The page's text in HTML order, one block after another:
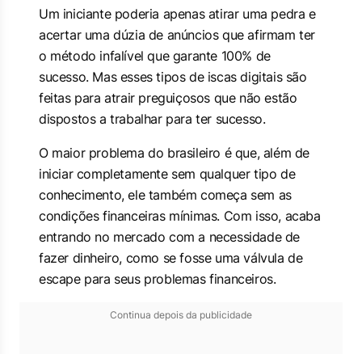
Um iniciante poderia apenas atirar uma pedra e
acertar uma dúzia de anúncios que afirmam ter
o método infalível que garante 100% de
sucesso. Mas esses tipos de iscas digitais são
feitas para atrair preguiçosos que não estão
dispostos a trabalhar para ter sucesso.
O maior problema do brasileiro é que, além de
iniciar completamente sem qualquer tipo de
conhecimento, ele também começa sem as
condições financeiras mínimas. Com isso, acaba
entrando no mercado com a necessidade de
fazer dinheiro, como se fosse uma válvula de
escape para seus problemas financeiros.
Continua depois da publicidade